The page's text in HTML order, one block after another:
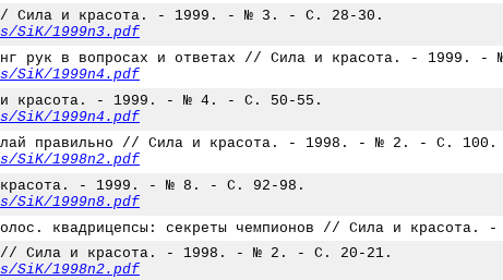
// Сила и красота. - 1999. - № 3. - С. 28-30.
SiK/1999n3.pdf
рук в вопросах и ответах // Сила и красота. - 1999.
SiK/1999n4.pdf
и красота. - 1999. - № 4. - С. 50-55.
SiK/1999n4.pdf
правильно // Сила и красота. - 1998. - № 2. - С. 100.
SiK/1998n2.pdf
красота. - 1999. - № 8. - С. 92-98.
SiK/1999n8.pdf
квадрицепсы: секреты чемпионов // Сила и
Сила и красота. - 1998. - № 2. - С. 20-21.
SiK/1998n2.pdf